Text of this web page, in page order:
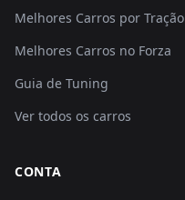
Melhores Carros por Tração
Melhores Carros no Forza
Guia de Tuning
Ver todos os carros
CONTA